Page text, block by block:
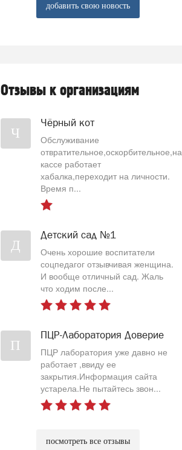
добавить свою новость
Отзывы к организациям
Ч
Чёрный кот
Обслуживание
отвратительное,оскорбительное,на
кассе работает
хабалка,переходит на личности.
Время п...
Д
Детский сад №1
Очень хорошие воспитатели
соцпедагог отзывчивая женщина.
И вообще отличный сад. Жаль
что ходим после...
П
ПЦР-Лаборатория Доверие
ПЦР лаборатория уже давно не
работает ,ввиду ее
закрытия.Информация сайта
устарела.Не пытайтесь звон...
посмотреть все отзывы